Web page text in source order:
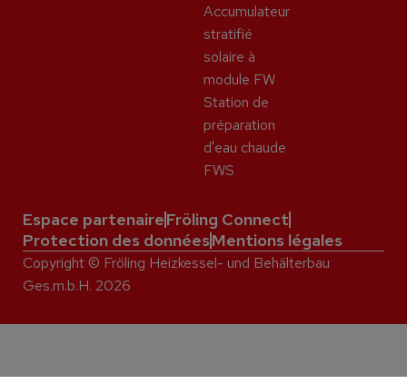
Accumulateur
stratifié
solaire à
module FW
Station de
préparation
d'eau chaude
FWS
Espace partenaireFröling Connect
Protection des donnéesMentions légales
Copyright © Fröling Heizkessel- und Behälterbau
Ges.m.b.H. 2026